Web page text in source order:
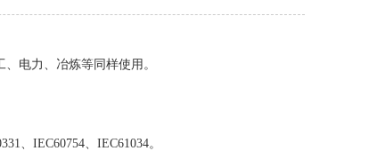
电力、冶炼等同样使用。
、IEC60754、IEC61034。